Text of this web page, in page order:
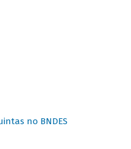
no BNDES